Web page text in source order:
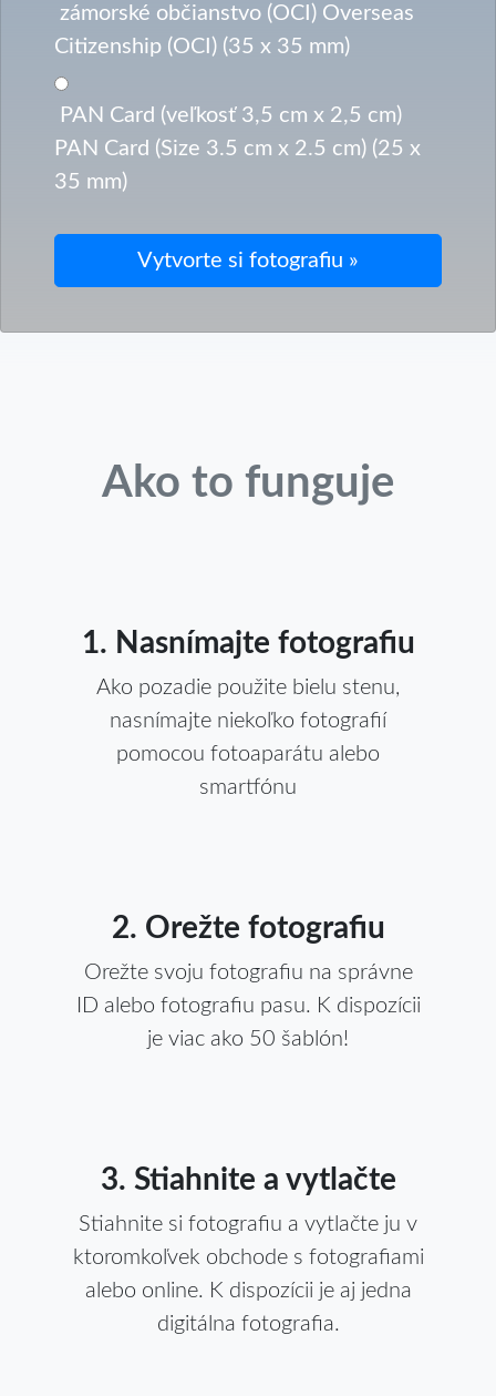
zámorské občianstvo (OCI) Overseas
Citizenship (OCI) (35 x 35 mm)
PAN Card (veľkosť 3,5 cm x 2,5 cm)
PAN Card (Size 3.5 cm x 2.5 cm) (25 x
35 mm)
Ako to funguje
1. Nasnímajte fotografiu
Ako pozadie použite bielu stenu,
nasnímajte niekoľko fotografií
pomocou fotoaparátu alebo
smartfónu
2. Orežte fotografiu
Orežte svoju fotografiu na správne
ID alebo fotografiu pasu. K dispozícii
je viac ako 50 šablón!
3. Stiahnite a vytlačte
Stiahnite si fotografiu a vytlačte ju v
ktoromkoľvek obchode s fotografiami
alebo online. K dispozícii je aj jedna
digitálna fotografia.